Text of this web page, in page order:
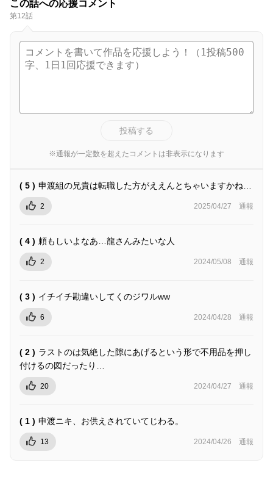
この話への応援コメント
第12話
投稿する
※通報が一定数を超えたコメントは非表示になります
( 5 ) 申渡組の兄貴は転職した方がええんとちゃいますかね…
2 2025/04/27 通報
( 4 ) 頼もしいよなあ…龍さんみたいな人
2 2024/05/08 通報
( 3 ) イチイチ勘違いしてくのジワルww
6 2024/04/28 通報
( 2 ) ラストのは気絶した隙にあげるという形で不用品を押し
付けるの図だったり…
20 2024/04/27 通報
( 1 ) 申渡ニキ、お供えされていてじわる。
13 2024/04/26 通報